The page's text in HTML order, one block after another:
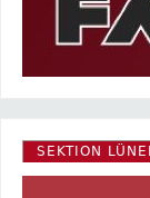
SEKTION